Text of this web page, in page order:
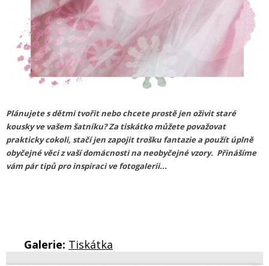
Plánujete s dětmi tvořit nebo chcete prostě jen oživit staré
kousky ve vašem šatníku? Za tiskátko můžete považovat
prakticky cokoli, stačí jen zapojit trošku fantazie a použít úplně
obyčejné věci z vaší domácnosti na neobyčejné vzory. Přinášíme
vám pár tipů pro inspiraci ve fotogalerii...
Galerie: Tiskátka